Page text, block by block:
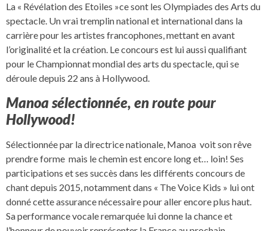
La « Révélation des Etoiles »ce sont les Olympiades des Arts du
spectacle. Un vrai tremplin national et international dans la
carrière pour les artistes francophones, mettant en avant
l’originalité et la création. Le concours est lui aussi qualifiant
pour le Championnat mondial des arts du spectacle, qui se
déroule depuis 22 ans à Hollywood.
Manoa sélectionnée, en route pour
Hollywood!
Sélectionnée par la directrice nationale, Manoa voit son rêve
prendre forme mais le chemin est encore long et… loin! Ses
participations et ses succès dans les différents concours de
chant depuis 2015, notamment dans « The Voice Kids » lui ont
donné cette assurance nécessaire pour aller encore plus haut.
Sa performance vocale remarquée lui donne la chance et